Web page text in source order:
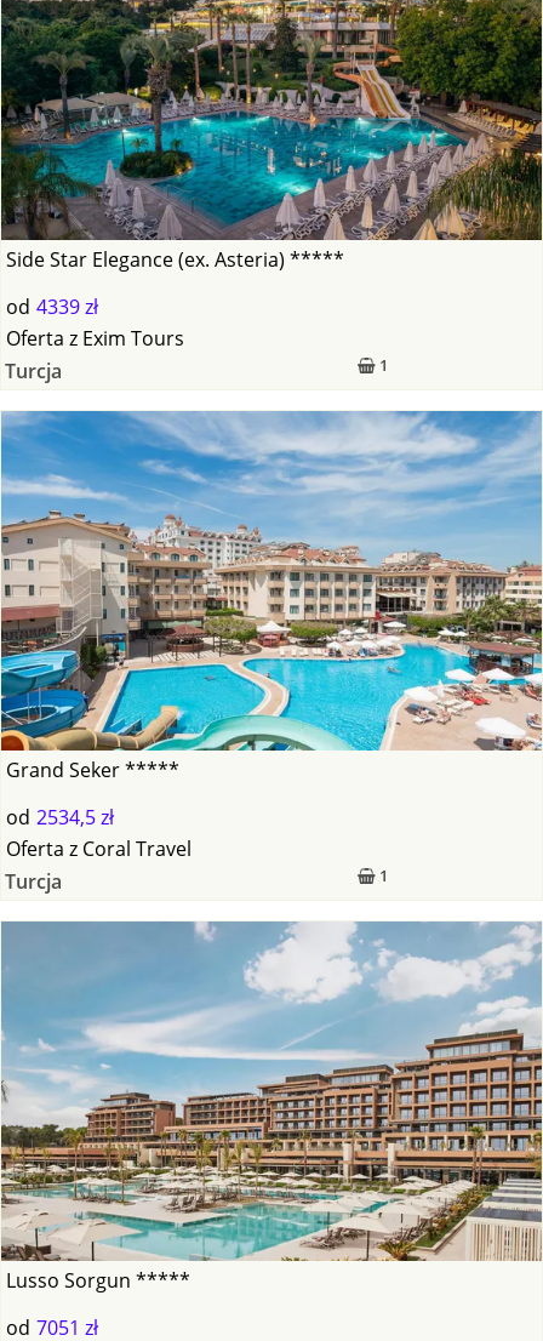
Side Star Elegance (ex. Asteria) *****
od 4339 zł
1
Oferta z Exim Tours
Turcja
Grand Seker *****
od 2534,5 zł
1
Oferta z Coral Travel
Turcja
Lusso Sorgun *****
od 7051 zł